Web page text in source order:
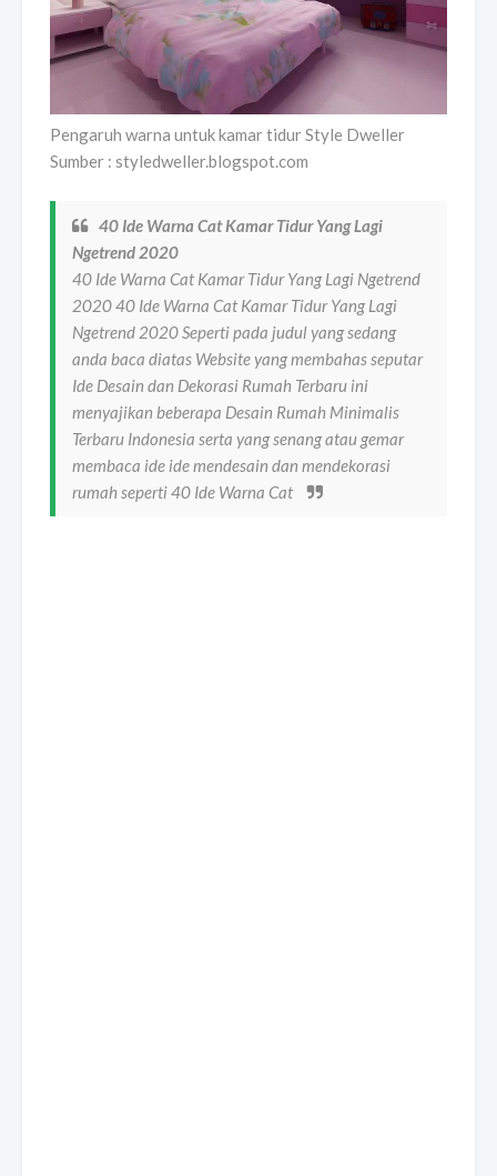
Pengaruh warna untuk kamar tidur Style Dweller
Sumber : styledweller.blogspot.com
40 Ide Warna Cat Kamar Tidur Yang Lagi
Ngetrend 2020
40 Ide Warna Cat Kamar Tidur Yang Lagi Ngetrend
2020 40 Ide Warna Cat Kamar Tidur Yang Lagi
Ngetrend 2020 Seperti pada judul yang sedang
anda baca diatas Website yang membahas seputar
Ide Desain dan Dekorasi Rumah Terbaru ini
menyajikan beberapa Desain Rumah Minimalis
Terbaru Indonesia serta yang senang atau gemar
membaca ide ide mendesain dan mendekorasi
rumah seperti 40 Ide Warna Cat